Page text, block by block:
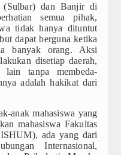
dan Banjir di
semua pihak,
tidak hanya dituntut
dapat berguna ketika
banyak orang. Aksi
disetiap daerah,
lain tanpa membeda-
adalah hakikat dari
anak mahasiswa yang
mahasiswa Fakultas
ada yang dari
Internasional,